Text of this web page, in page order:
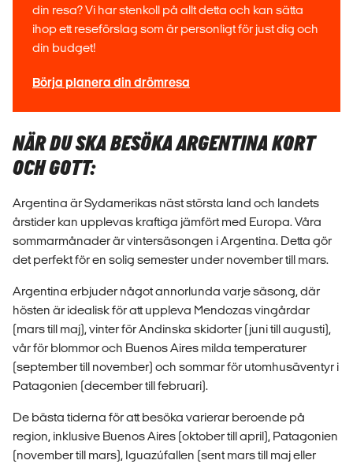
din resa? Vi har stenkoll på allt detta och kan sätta
ihop ett reseförslag som är personligt för just dig och
din budget!
Börja planera din drömresa
NÄR DU SKA BESÖKA ARGENTINA KORT
OCH GOTT:
Argentina är Sydamerikas näst största land och landets
årstider kan upplevas kraftiga jämfört med Europa. Våra
sommarmånader är vintersäsongen i Argentina. Detta gör
det perfekt för en solig semester under november till mars.
Argentina erbjuder något annorlunda varje säsong, där
hösten är idealisk för att uppleva Mendozas vingårdar
(mars till maj), vinter för Andinska skidorter (juni till augusti),
vår för blommor och Buenos Aires milda temperaturer
(september till november) och sommar för utomhusäventyr i
Patagonien (december till februari).
De bästa tiderna för att besöka varierar beroende på
region, inklusive Buenos Aires (oktober till april), Patagonien
(november till mars), Iguazúfallen (sent mars till maj eller